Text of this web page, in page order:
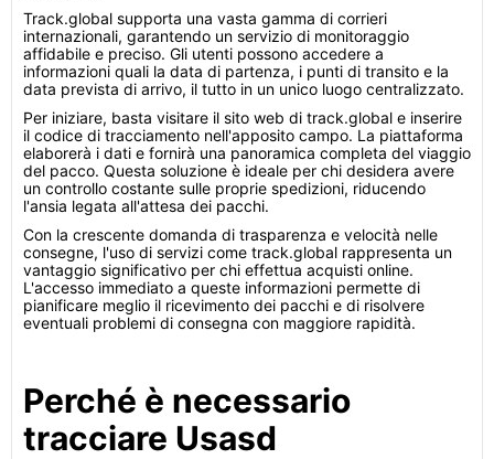
Track.global supporta una vasta gamma di corrieri
internazionali, garantendo un servizio di monitoraggio
affidabile e preciso. Gli utenti possono accedere a
informazioni quali la data di partenza, i punti di transito e la
data prevista di arrivo, il tutto in un unico luogo centralizzato.
Per iniziare, basta visitare il sito web di track.global e inserire
il codice di tracciamento nell'apposito campo. La piattaforma
elaborerà i dati e fornirà una panoramica completa del viaggio
del pacco. Questa soluzione è ideale per chi desidera avere
un controllo costante sulle proprie spedizioni, riducendo
l'ansia legata all'attesa dei pacchi.
Con la crescente domanda di trasparenza e velocità nelle
consegne, l'uso di servizi come track.global rappresenta un
vantaggio significativo per chi effettua acquisti online.
L'accesso immediato a queste informazioni permette di
pianificare meglio il ricevimento dei pacchi e di risolvere
eventuali problemi di consegna con maggiore rapidità.
Perché è necessario
tracciare Usasd